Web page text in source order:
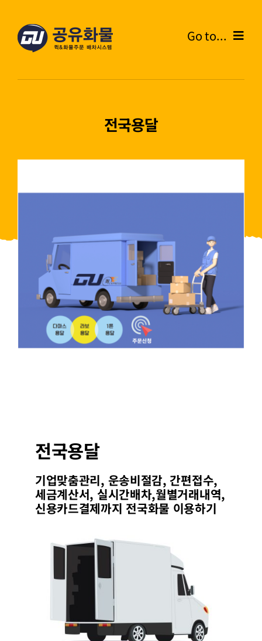
Go to...
블로그
전국용달
전국용달
기업맞춤관리, 운송비절감, 간편접수,
세금계산서, 실시간배차,월별거래내역,
신용카드결제까지 전국화물 이용하기